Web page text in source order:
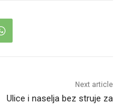
Next article
Ulice i naselja bez struje za